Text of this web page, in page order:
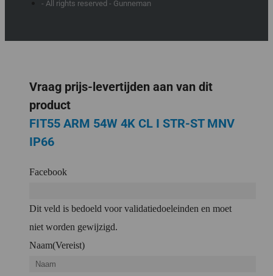
- All rights reserved - Gunneman
Vraag prijs-levertijden aan van dit
product
FIT55 ARM 54W 4K CL I STR-ST MNV
IP66
Facebook
Dit veld is bedoeld voor validatiedoeleinden en moet
niet worden gewijzigd.
Naam(Vereist)